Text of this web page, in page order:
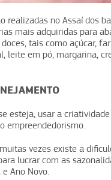
realizadas no Assaí dos
mais adquiridas para
tais como açúcar,
leite em pó, margarina,
esteja, usar a
empreendedorismo.
vezes existe a
lucrar com as
Ano Novo.